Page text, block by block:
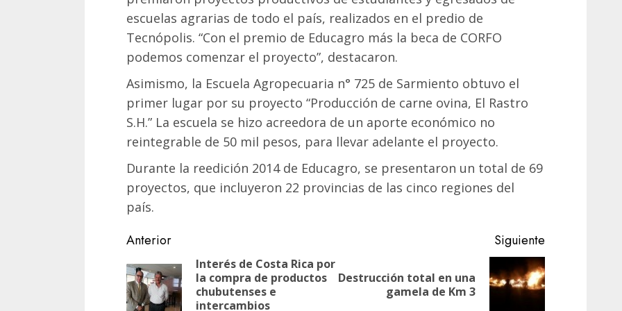
escuelas agrarias de todo el país, realizados en el predio de
Tecnópolis. “Con el premio de Educagro más la beca de CORFO
podemos comenzar el proyecto”, destacaron.
Asimismo, la Escuela Agropecuaria n° 725 de Sarmiento obtuvo el
primer lugar por su proyecto “Producción de carne ovina, El Rastro
S.H.” La escuela se hizo acreedora de un aporte económico no
reintegrable de 50 mil pesos, para llevar adelante el proyecto.
Durante la reedición 2014 de Educagro, se presentaron un total de 69
proyectos, que incluyeron 22 provincias de las cinco regiones del
país.
Navegación
de
entradas
Anterior
Entrada
Interés de Costa Rica por
la compra de productos
chubutenses e
intercambios
Siguiente
Siguiente
Destrucción total en una
gamela de Km 3